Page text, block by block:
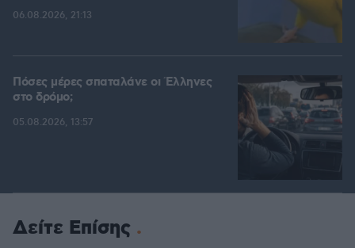
06.08.2026, 21:13
Πόσες μέρες σπαταλάνε οι Έλληνες
στο δρόμο;
05.08.2026, 13:57
Δείτε Επίσης